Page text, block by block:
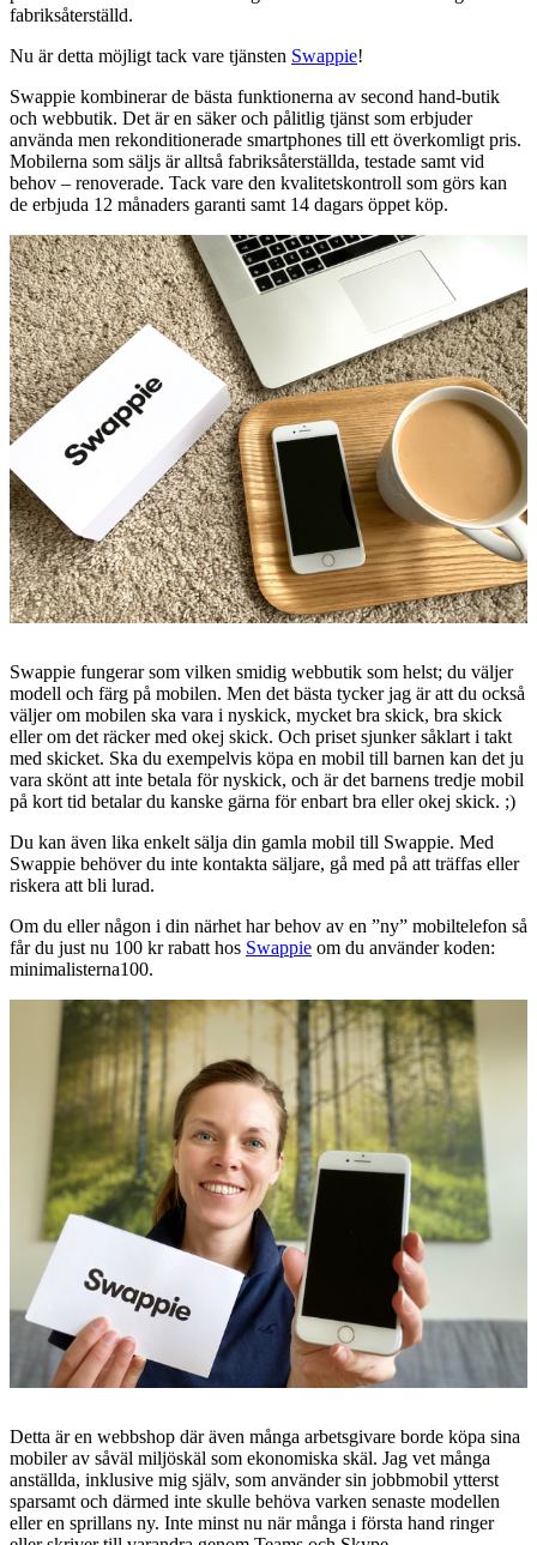
fabriksåterställd.
Nu är detta möjligt tack vare tjänsten Swappie!
Swappie kombinerar de bästa funktionerna av second hand-butik
och webbutik. Det är en säker och pålitlig tjänst som erbjuder
använda men rekonditionerade smartphones till ett överkomligt pris.
Mobilerna som säljs är alltså fabriksåterställda, testade samt vid
behov – renoverade. Tack vare den kvalitetskontroll som görs kan
de erbjuda 12 månaders garanti samt 14 dagars öppet köp.
Swappie fungerar som vilken smidig webbutik som helst; du väljer
modell och färg på mobilen. Men det bästa tycker jag är att du också
väljer om mobilen ska vara i nyskick, mycket bra skick, bra skick
eller om det räcker med okej skick. Och priset sjunker såklart i takt
med skicket. Ska du exempelvis köpa en mobil till barnen kan det ju
vara skönt att inte betala för nyskick, och är det barnens tredje mobil
på kort tid betalar du kanske gärna för enbart bra eller okej skick. ;)
Du kan även lika enkelt sälja din gamla mobil till Swappie. Med
Swappie behöver du inte kontakta säljare, gå med på att träffas eller
riskera att bli lurad.
Om du eller någon i din närhet har behov av en ”ny” mobiltelefon så
får du just nu 100 kr rabatt hos Swappie om du använder koden:
minimalisterna100.
Detta är en webbshop där även många arbetsgivare borde köpa sina
mobiler av såväl miljöskäl som ekonomiska skäl. Jag vet många
anställda, inklusive mig själv, som använder sin jobbmobil ytterst
sparsamt och därmed inte skulle behöva varken senaste modellen
eller en sprillans ny. Inte minst nu när många i första hand ringer